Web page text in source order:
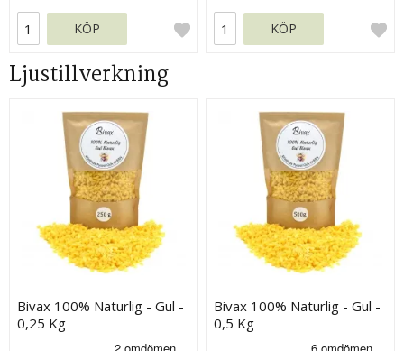
KÖP KÖP
Ljustillverkning
Bivax 100% Naturlig - Gul -
0,25 Kg
Bivax 100% Naturlig - Gul -
0,5 Kg